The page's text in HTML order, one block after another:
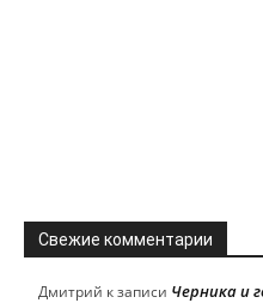
Свежие комментарии
Дмитрий к записи Черника и